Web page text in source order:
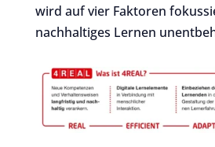
wird auf vier Faktoren
nachhaltiges Lernen